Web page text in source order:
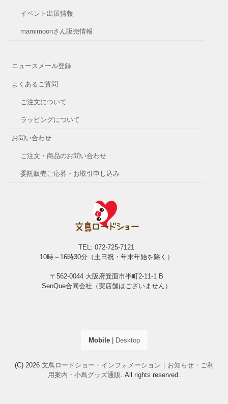
イベント出展情報
mamimoonさん販売情報
ニュースメール登録
よくあるご質問
ご注文について
ラッピングについて
お問い合わせ
ご注文・商品のお問い合わせ
委託販売ご応募・お取引申し込み
TEL: 072-725-7121
10時～16時30分（土日祝・年末年始を除く）
〒562-0044 大阪府箕面市半町2-11-1 B
SenQue合同会社（実店舗はございません）
Mobile| Desktop
(C) 2026 文鳥ロードショー・インフォメーション｜お知らせ・ご利
用案内・小鳥グッズ通販
. All rights reserved.